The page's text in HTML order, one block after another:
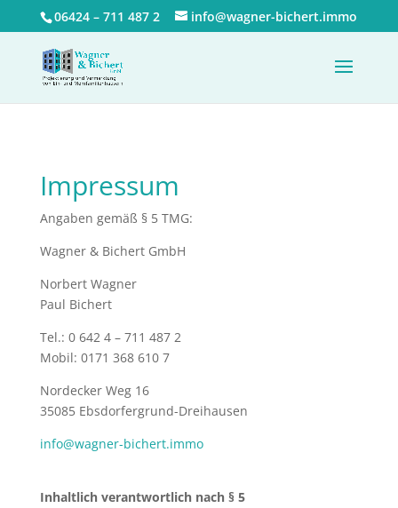
06424 – 711 487 2 info@wagner-bichert.immo
Impressum
Angaben gemäß § 5 TMG:
Wagner & Bichert GmbH
Norbert Wagner
Paul Bichert
Tel.: 0 642 4 – 711 487 2
Mobil: 0171 368 610 7
Nordecker Weg 16
35085 Ebsdorfergrund-Dreihausen
info@wagner-bichert.immo
Inhaltlich verantwortlich nach § 5